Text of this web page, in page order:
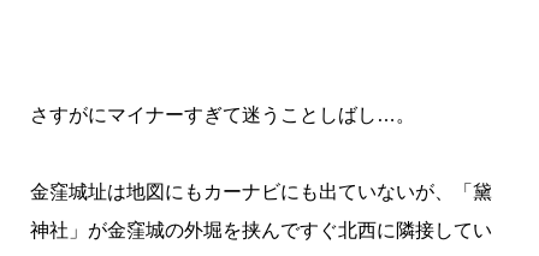
さすがにマイナーすぎて迷うことしばし…。
金窪城址は地図にもカーナビにも出ていないが、「黛
神社」が金窪城の外堀を挟んですぐ北西に隣接してい